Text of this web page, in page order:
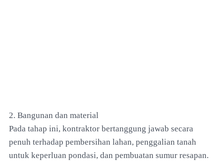
2. Bangunan dan material
Pada tahap ini, kontraktor bertanggung jawab secara
penuh terhadap pembersihan lahan, penggalian tanah
untuk keperluan pondasi, dan pembuatan sumur resapan.